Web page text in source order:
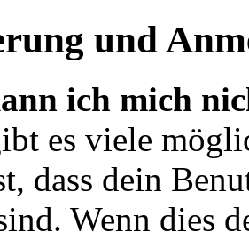
und
ich mich
es viele
dass dein
Wenn dies